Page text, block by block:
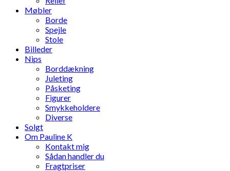
Møbler
Borde
Spejle
Stole
Billeder
Nips
Borddækning
Juleting
Påsketing
Figurer
Smykkeholdere
Diverse
Solgt
Om Pauline K
Kontakt mig
Sådan handler du
Fragtpriser